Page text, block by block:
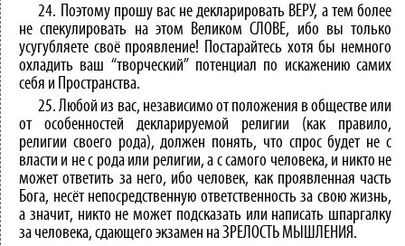
24. Поэтому прошу вас не декларировать ВЕРУ, а тем более
не спекулировать на этом Великом СЛОВЕ, ибо вы только
усугубляете своё проявление! Постарайтесь хотя бы немного
охладить ваш “творческий” потенциал по искажению самих
себя и Пространства.
25. Любой из вас, независимо от положения в обществе или
от особенностей декларируемой религии (как правило,
религии своего рода), должен понять, что спрос будет не с
власти и не с рода или религии, а с самого человека, и никто не
может ответить за него, ибо человек, как проявленная часть
Бога, несёт непосредственную ответственность за свою жизнь,
а значит, никто не может подсказать или написать шпаргалку
за человека, сдающего экзамен на ЗРЕЛОСТЬ МЫШЛЕНИЯ.